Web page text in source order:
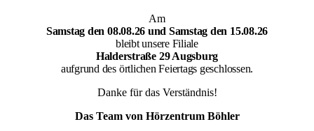
Am
Samstag den 08.08.26 und Samstag den 15.08.26
bleibt unsere Filiale
Halderstraße 29 Augsburg
aufgrund des örtlichen Feiertags geschlossen.
Danke für das Verständnis!
Das Team von Hörzentrum Böhler